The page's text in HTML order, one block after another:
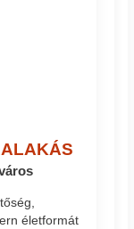
életformát